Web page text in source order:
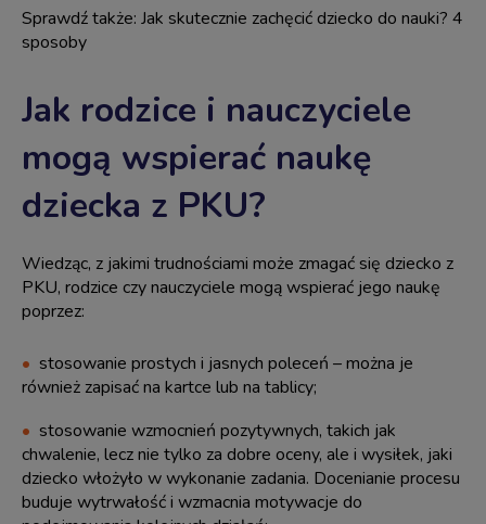
Sprawdź także: Jak skutecznie zachęcić dziecko do nauki? 4
sposoby
Jak rodzice i nauczyciele
mogą wspierać naukę
dziecka z PKU?
Wiedząc, z jakimi trudnościami może zmagać się dziecko z
PKU, rodzice czy nauczyciele mogą wspierać jego naukę
poprzez:
stosowanie prostych i jasnych poleceń – można je
również zapisać na kartce lub na tablicy;
stosowanie wzmocnień pozytywnych, takich jak
chwalenie, lecz nie tylko za dobre oceny, ale i wysiłek, jaki
dziecko włożyło w wykonanie zadania. Docenianie procesu
buduje wytrwałość i wzmacnia motywacje do